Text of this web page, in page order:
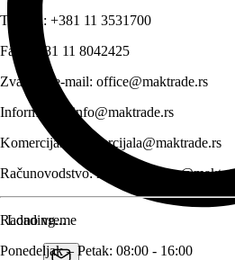
Telefon: +381 11 3531700
Fax:
+381 11 8042425
Zvanični e-mail: office@maktrade.rs
Informacije:
info@maktrade.rs
Komercijala:
komercijala@maktrade.rs
Računovodstvo:
Radno vreme
Ponedeljak – Petak: 08:00 - 16:00
Loading...